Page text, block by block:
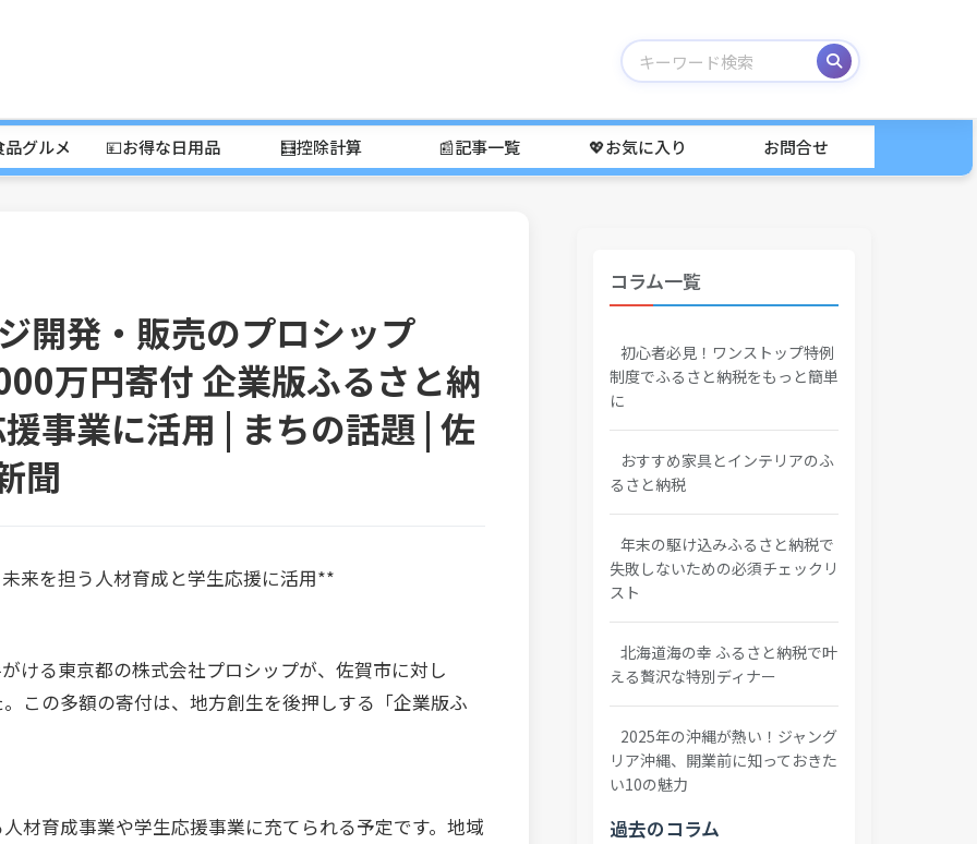
グルメ 💴お得な日用品 🧮控除計算 📰記事一覧 💖お気に入り お問合せ
開発・販売のプロシップ
万円寄付 企業版ふるさと納
事業に活用 | まちの話題 | 佐
聞
来を担う人材育成と学生応援に活用**
ける東京都の株式会社プロシップが、佐賀市に対し
この多額の寄付は、地方創生を後押しする「企業版ふ
材育成事業や学生応援事業に充てられる予定です。地域
コラム一覧
初心者必見！ワンストップ特例
制度でふるさと納税をもっと簡単
に
おすすめ家具とインテリアのふ
るさと納税
年末の駆け込みふるさと納税で
失敗しないための必須チェックリ
スト
北海道海の幸 ふるさと納税で叶
える贅沢な特別ディナー
2025年の沖縄が熱い！ジャング
リア沖縄、開業前に知っておきた
い10の魅力
過去のコラム